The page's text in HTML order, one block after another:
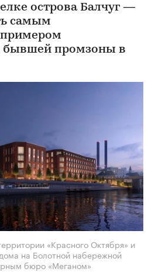
острова Балчуг —
самым
бывшей промзоны в
«Красного Октября» и
на Болотной набережной
бюро «Меганом»